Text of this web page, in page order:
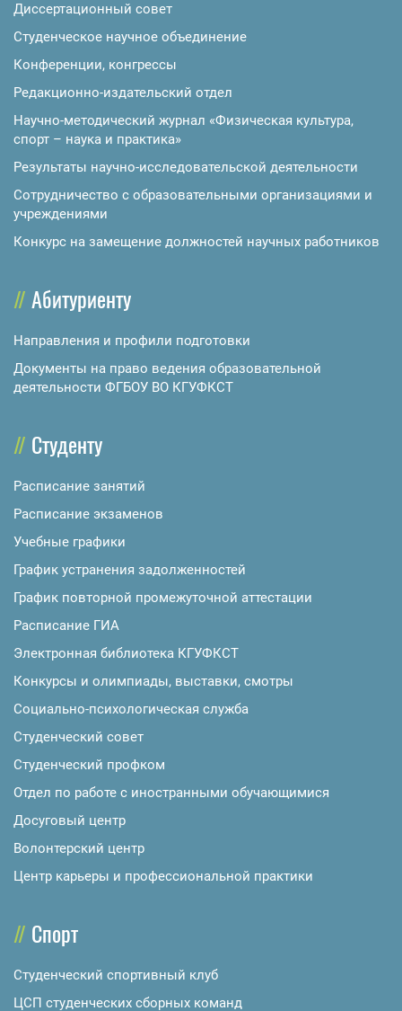
Диссертационный совет
Студенческое научное объединение
Конференции, конгрессы
Редакционно-издательский отдел
Научно-методический журнал «Физическая культура,
спорт – наука и практика»
Результаты научно-исследовательской деятельности
Сотрудничество с образовательными организациями и
учреждениями
Конкурс на замещение должностей научных работников
Абитуриенту
Направления и профили подготовки
Документы на право ведения образовательной
деятельности ФГБОУ ВО КГУФКСТ
Студенту
Расписание занятий
Расписание экзаменов
Учебные графики
График устранения задолженностей
График повторной промежуточной аттестации
Расписание ГИА
Электронная библиотека КГУФКСТ
Конкурсы и олимпиады, выставки, смотры
Социально-психологическая служба
Студенческий совет
Студенческий профком
Отдел по работе с иностранными обучающимися
Досуговый центр
Волонтерский центр
Центр карьеры и профессиональной практики
Спорт
Студенческий спортивный клуб
ЦСП студенческих сборных команд